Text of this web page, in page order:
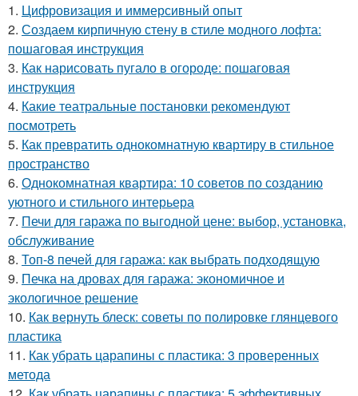
1. Цифровизация и иммерсивный опыт
2. Создаем кирпичную стену в стиле модного лофта:
пошаговая инструкция
3. Как нарисовать пугало в огороде: пошаговая
инструкция
4. Какие театральные постановки рекомендуют
посмотреть
5. Как превратить однокомнатную квартиру в стильное
пространство
6. Однокомнатная квартира: 10 советов по созданию
уютного и стильного интерьера
7. Печи для гаража по выгодной цене: выбор, установка,
обслуживание
8. Топ-8 печей для гаража: как выбрать подходящую
9. Печка на дровах для гаража: экономичное и
экологичное решение
10. Как вернуть блеск: советы по полировке глянцевого
пластика
11. Как убрать царапины с пластика: 3 проверенных
метода